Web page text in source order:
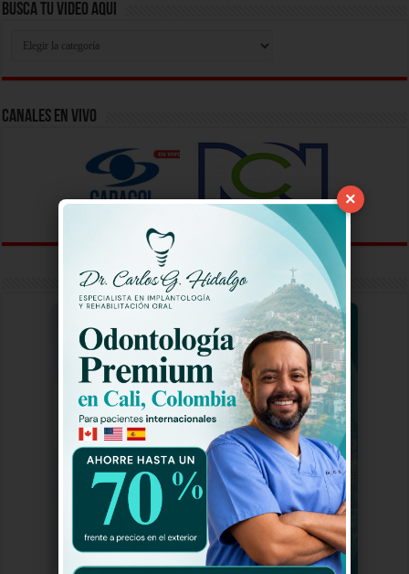
Busca Tu Video Aqui
Aqui
Canales En Vivo
×